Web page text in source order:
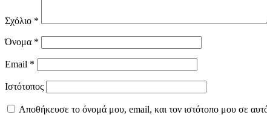
Σχόλιο *
Όνομα *
Email *
Ιστότοπος
Αποθήκευσε το όνομά μου, email, και τον ιστότοπο μου σε